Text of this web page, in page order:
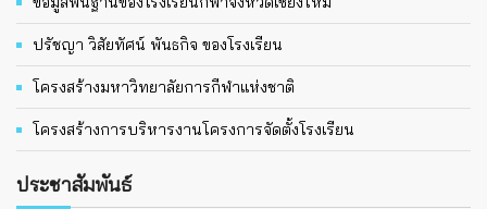
ปรัชญา วิสัยทัศน์ พันธกิจ ของโรงเรียน
โครงสร้างมหาวิทยาลัยการกีฬาแห่งชาติ
โครงสร้างการบริหารงานโครงการจัดตั้งโรงเรียน
ประชาสัมพันธ์